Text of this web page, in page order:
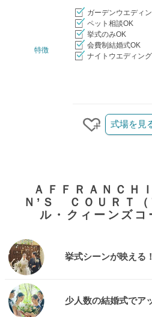
特徴
ガーデンウエディ
ペット相談OK
挙式のみOK
会費制結婚式OK
ナイトウエディン
クリップす
式場を見
ＡＦＦＲＡＮＣＨ
Ｎ’Ｓ ＣＯＵＲＴ（
ル・クィーンズコ
挙式シーンが映える
少人数の結婚式でア